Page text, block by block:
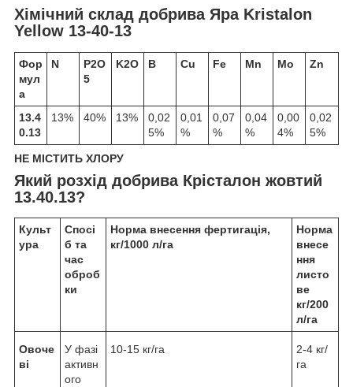
Хімічний склад добрива Яра Kristalon
Yellow 13-40-13
Фор
мул
а
N P2O
5
K2O B Cu Fe Mn Mo Zn
13.4
0.13
13% 40% 13%
0,02
5%
0,01
%
0,07
%
0,04
%
0,00
4%
0,02
5%
НЕ МІСТИТЬ ХЛОРУ
Який розхід добрива Крісталон жовтий
13.40.13?
Культ
ура
Спосі
б та
час
оброб
ки
Норма внесення фертигація,
кг/1000 л/га
Норма
внесе
ння
листо
ве
кг/200
л/га
Овоче
ві
У фазі
активн
ого
10-15 кг/га
2-4 кг/
га